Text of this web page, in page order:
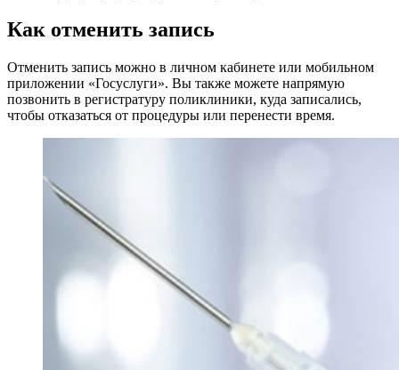
Как отменить запись
Отменить запись можно в личном кабинете или мобильном
приложении «Госуслуги». Вы также можете напрямую
позвонить в регистратуру поликлиники, куда записались,
чтобы отказаться от процедуры или перенести время.